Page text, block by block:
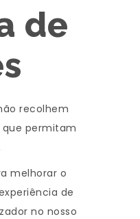
de
recolhem
permitam
melhorar o
de
no nosso